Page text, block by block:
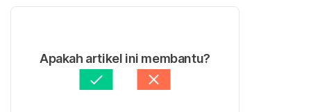
Apakah artikel ini membantu?